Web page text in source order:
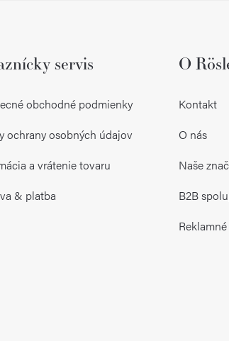
servis
obchodné podmienky
ochrany osobných údajov
a vrátenie tovaru
& platba
O
Kontakt
O nás
Naše
B2B